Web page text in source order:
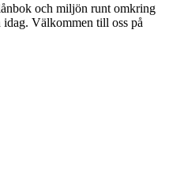
och miljön runt omkring
Välkommen till oss på